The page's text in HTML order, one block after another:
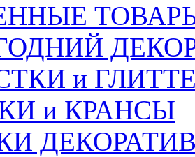
и
и КРАНСЫ